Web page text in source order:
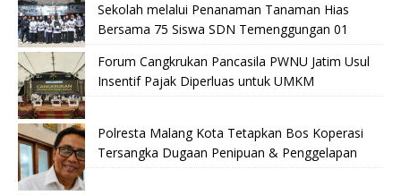
Sekolah melalui Penanaman Tanaman Hias
Bersama 75 Siswa SDN Temenggungan 01
Forum Cangkrukan Pancasila PWNU Jatim Usul
Insentif Pajak Diperluas untuk UMKM
Polresta Malang Kota Tetapkan Bos Koperasi
Tersangka Dugaan Penipuan & Penggelapan